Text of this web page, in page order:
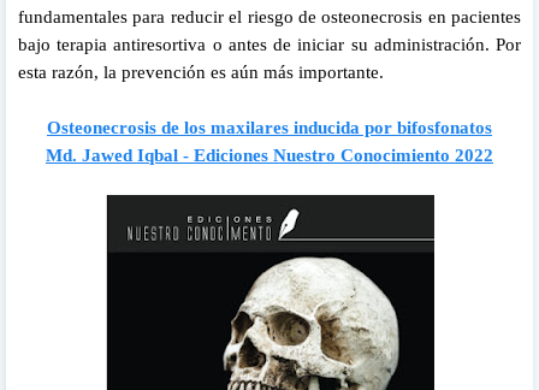
fundamentales para reducir el riesgo de osteonecrosis en pacientes
bajo terapia antiresortiva o antes de iniciar su administración. Por
esta razón, la prevención es aún más importante.
Osteonecrosis de los maxilares inducida por bifosfonatos
Md. Jawed Iqbal - Ediciones Nuestro Conocimiento 2022